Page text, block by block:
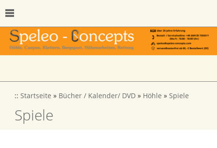
:: Startseite » Bücher / Kalender/ DVD » Höhle » Spiele
Spiele